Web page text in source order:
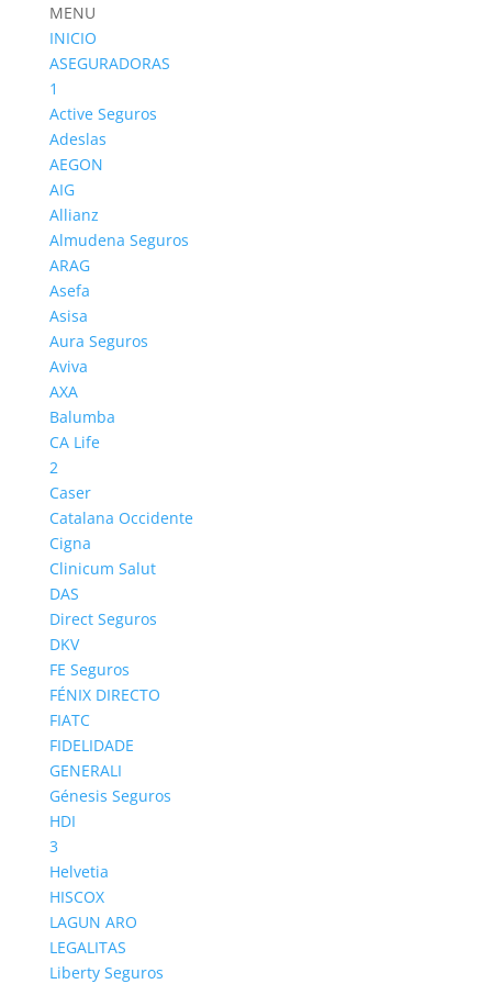
MENU
INICIO
ASEGURADORAS
1
Active Seguros
Adeslas
AEGON
AIG
Allianz
Almudena Seguros
ARAG
Asefa
Asisa
Aura Seguros
Aviva
AXA
Balumba
CA Life
2
Caser
Catalana Occidente
Cigna
Clinicum Salut
DAS
Direct Seguros
DKV
FE Seguros
FÉNIX DIRECTO
FIATC
FIDELIDADE
GENERALI
Génesis Seguros
HDI
3
Helvetia
HISCOX
LAGUN ARO
LEGALITAS
Liberty Seguros
Mussap Seguros
Table of Contents
MUSSAP SEGUROS
Valoración y Opinión de Mussap Seguros
MUSSAP SEGUROS
Mussap esta respaldada por una trayectoria solida
de más 75 años en el mercado.
La atención y servicio a cientos de empleados la han
caracterizado como una de las compañías